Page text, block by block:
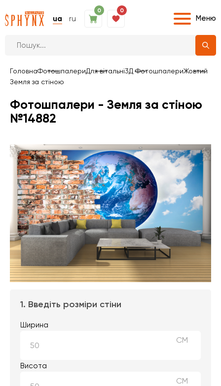
ua ru
0 0
Меню
ГоловнаФотошпалериДля вітальні3Д ФотошпалериЖовтий
Земля за стіною
Фотошпалери - Земля за стіною
№14882
1. Введіть розміри стіни
Ширина
СМ
Висота
СМ